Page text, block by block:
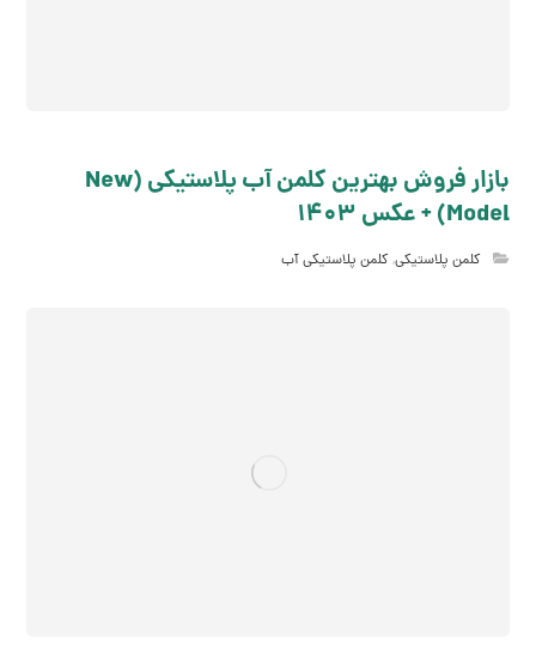
بازار فروش بهترین کلمن آب پلاستیکی (New
Model) + عکس 1403
کلمن پلاستیکی,کلمن پلاستیکی آب